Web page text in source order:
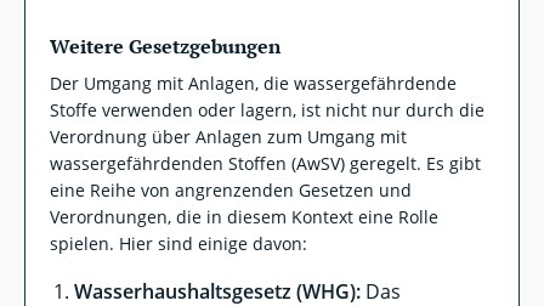
Weitere Gesetzgebungen
Der Umgang mit Anlagen, die wassergefährdende
Stoffe verwenden oder lagern, ist nicht nur durch die
Verordnung über Anlagen zum Umgang mit
wassergefährdenden Stoffen (AwSV) geregelt. Es gibt
eine Reihe von angrenzenden Gesetzen und
Verordnungen, die in diesem Kontext eine Rolle
spielen. Hier sind einige davon:
Wasserhaushaltsgesetz (WHG): Das